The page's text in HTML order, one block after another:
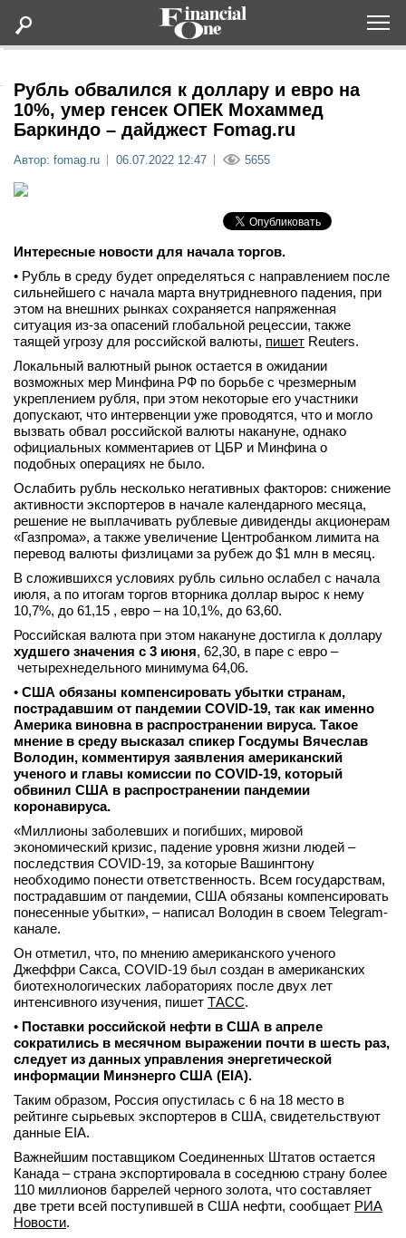
Статьи
Мероприятия
Новости
Интервью
вконтакте
телеграм
Стать автором
Вход
Рубль обвалился к доллару и евро на
10%, умер генсек ОПЕК Мохаммед
Баркиндо – дайджест Fomag.ru
Автор: fomag.ru 06.07.2022 12:47 5655
Интересные новости для начала торгов.
• Рубль в среду будет определяться с направлением после
сильнейшего с начала марта внутридневного падения, при
этом на внешних рынках сохраняется напряженная
ситуация из-за опасений глобальной рецессии, также
таящей угрозу для российской валюты, пишет Reuters.
Локальный валютный рынок остается в ожидании
возможных мер Минфина РФ по борьбе с чрезмерным
укреплением рубля, при этом некоторые его участники
допускают, что интервенции уже проводятся, что и могло
вызвать обвал российской валюты накануне, однако
официальных комментариев от ЦБР и Минфина о
подобных операциях не было.
Ослабить рубль несколько негативных факторов: снижение
активности экспортеров в начале календарного месяца,
решение не выплачивать рублевые дивиденды акционерам
«Газпрома», а также увеличение Центробанком лимита на
перевод валюты физлицами за рубеж до $1 млн в месяц.
В сложившихся условиях рубль сильно ослабел с начала
июля, а по итогам торгов вторника доллар вырос к нему
10,7%, до 61,15 , евро – на 10,1%, до 63,60.
Российская валюта при этом накануне достигла к доллару
худшего значения с 3 июня, 62,30, в паре с евро –
четырехнедельного минимума 64,06.
• США обязаны компенсировать убытки странам,
пострадавшим от пандемии COVID-19, так как именно
Америка виновна в распространении вируса. Такое
мнение в среду высказал спикер Госдумы Вячеслав
Володин, комментируя заявления американский
ученого и главы комиссии по COVID-19, который
обвинил США в распространении пандемии
коронавируса.
«Миллионы заболевших и погибших, мировой
экономический кризис, падение уровня жизни людей –
последствия COVID-19, за которые Вашингтону
необходимо понести ответственность. Всем государствам,
пострадавшим от пандемии, США обязаны компенсировать
понесенные убытки», – написал Володин в своем Telegram-
канале.
Он отметил, что, по мнению американского ученого
Джеффри Сакса, COVID-19 был создан в американских
биотехнологических лабораториях после двух лет
интенсивного изучения, пишет ТАСС.
• Поставки российской нефти в США в апреле
сократились в месячном выражении почти в шесть раз,
следует из данных управления энергетической
информации Минэнерго США (EIA).
Таким образом, Россия опустилась с 6 на 18 место в
рейтинге сырьевых экспортеров в США, свидетельствуют
данные EIA.
Важнейшим поставщиком Соединенных Штатов остается
Канада – страна экспортировала в соседнюю страну более
110 миллионов баррелей черного золота, что составляет
две трети всей поступившей в США нефти, сообщает РИА
Новости.